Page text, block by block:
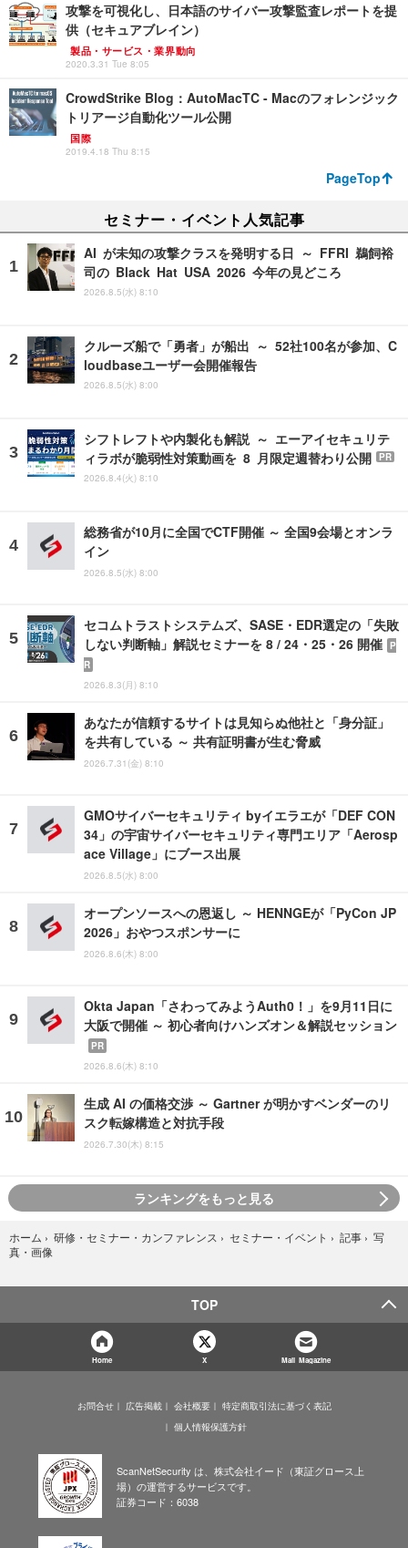
攻撃を可視化し、日本語のサイバー攻撃監査レポートを提
供（セキュアブレイン）
製品・サービス・業界動向
2020.3.31 Tue 8:05
CrowdStrike Blog：AutoMacTC - Macのフォレンジック
トリアージ自動化ツール公開
国際
2019.4.18 Thu 8:15
PageTop
セミナー・イベント人気記事
AI が未知の攻撃クラスを発明する日 ～ FFRI 鵜飼裕
司の Black Hat USA 2026 今年の見どころ
2026.8.5(水) 8:10
クルーズ船で「勇者」が船出 ～ 52社100名が参加、C
loudbaseユーザー会開催報告
2026.8.5(水) 8:00
シフトレフトや内製化も解説 ～ エーアイセキュリテ
ィラボが脆弱性対策動画を 8 月限定週替わり公開
PR
2026.8.4(火) 8:10
総務省が10月に全国でCTF開催 ～ 全国9会場とオンラ
イン
2026.8.5(水) 8:00
セコムトラストシステムズ、SASE・EDR選定の「失敗
しない判断軸」解説セミナーを 8 / 24・25・26 開催 P
R
2026.8.3(月) 8:10
あなたが信頼するサイトは見知らぬ他社と「身分証」
を共有している ～ 共有証明書が生む脅威
2026.7.31(金) 8:10
GMOサイバーセキュリティ byイエラエが「DEF CON
34」の宇宙サイバーセキュリティ専門エリア「Aerosp
ace Village」にブース出展
2026.8.5(水) 8:00
オープンソースへの恩返し ～ HENNGEが「PyCon JP
2026」おやつスポンサーに
2026.8.6(木) 8:00
Okta Japan「さわってみようAuth0！」を9月11日に
大阪で開催 ～ 初心者向けハンズオン＆解説セッション
PR
2026.8.6(木) 8:10
生成 AI の価格交渉 ～ Gartner が明かすベンダーのリ
スク転嫁構造と対抗手段
2026.7.30(木) 8:15
ランキングをもっと見る
ホーム › 研修・セミナー・カンファレンス › セミナー・イベント › 記事 › 写
真・画像
TOP
Home X Mail Magazine
お問合せ 広告掲載 会社概要
特定商取引法に基づく表記
個人情報保護方針
ScanNetSecurity は、株式会社イード（東証グロース上
場）の運営するサービスです。
証券コード：6038